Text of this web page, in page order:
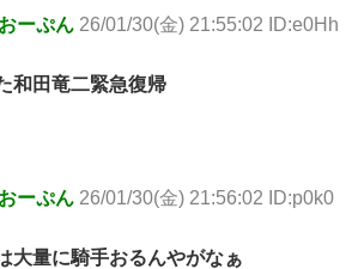
ーぷん 26/01/30(金) 21:55:02 ID:e0Hh
和田竜二緊急復帰
ーぷん 26/01/30(金) 21:56:02 ID:p0k0
大量に騎手おるんやがなぁ